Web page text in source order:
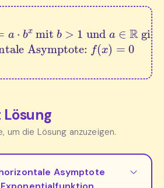
⋅ bx mit b> 1 und a∈R gilt:⇒
Asymptote: f( x) = 0
um die Lösung anzuzeigen.
Asymptote